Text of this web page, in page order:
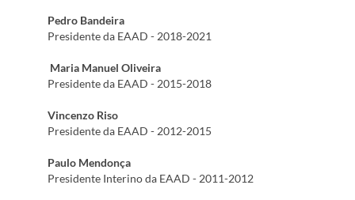
Pedro Bandeira
Presidente da EAAD - 2018-2021
Maria Manuel Oliveira
Presidente da EAAD - 2015-2018
Vincenzo Riso
Presidente da EAAD - 2012-2015
Paulo Mendonça
Presidente Interino da EAAD - 2011-2012